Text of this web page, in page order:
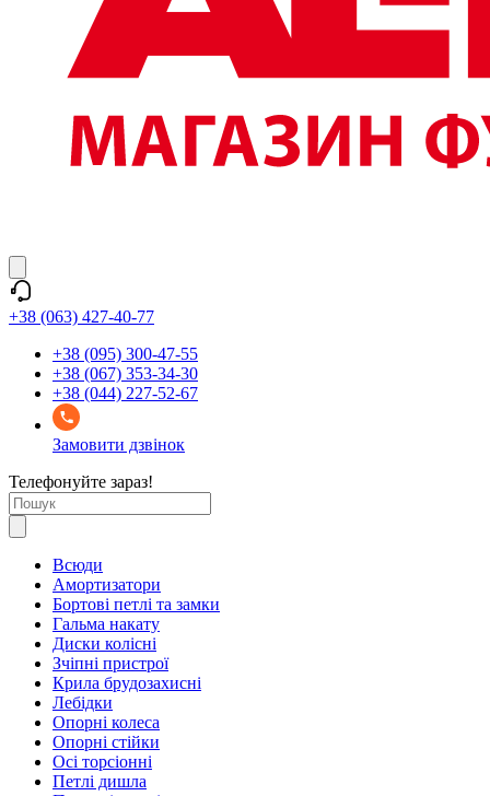
+38 (063) 427-40-77
+38 (095) 300-47-55
+38 (067) 353-34-30
+38 (044) 227-52-67
Замовити дзвінок
Телефонуйте зараз!
Всюди
Амортизатори
Бортові петлі та замки
Гальма накату
Диски колісні
Зчіпні пристрої
Крила брудозахисні
Лебідки
Опорні колеса
Опорні стійки
Осі торсіонні
Петлі дишла